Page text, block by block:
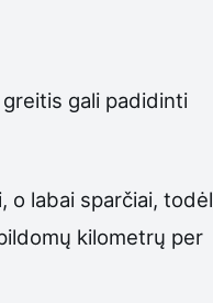
gali padidinti
o labai sparčiai, todėl
kilometrų per